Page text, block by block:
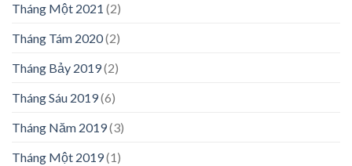
Tháng Một 2021 (2)
Tháng Tám 2020(2)
Tháng Bảy 2019(2)
Tháng Sáu 2019(6)
Tháng Năm 2019(3)
Tháng Một 2019(1)